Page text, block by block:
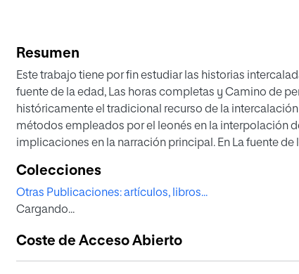
Resumen
Este trabajo tiene por fin estudiar las historias
fuente de la edad, Las horas completas y Camino de
históricamente el tradicional recurso de la
métodos empleados por el leonés en la interpolación
implicaciones en la narración principal. En La fuente
preocupación de este último por la armonía estructural
de inspiración a Díez para sus relatos secundarios,
intertextual entre ambos escritores. Sin embargo, el
y Camino de perdición, Díez utiliza este recurso
caminantes y la sobremesa, respectivamente. El
Colecciones
Otras Publicaciones: artículos, libros...
Cargando...
Coste de Acceso Abierto